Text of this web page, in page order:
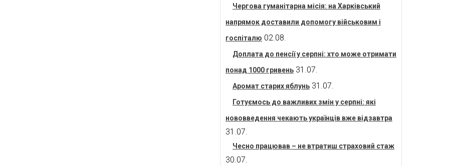
Чергова гуманітарна місія: на Харківський
напрямок доставили допомогу військовим і
госпіталю 02.08.
Доплата до пенсії у серпні: хто може отримати
понад 1000 гривень 31.07.
Аромат старих яблунь 31.07.
Готуємось до важливих змін у серпні: які
нововведення чекають українців вже відзавтра
31.07.
Чесно працював – не втратиш страховий стаж
30.07.